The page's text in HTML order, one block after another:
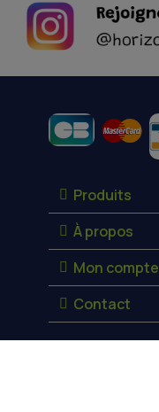
Produits
À propos
Mon compte
Contact